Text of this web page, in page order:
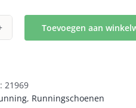
Toevoegen aan
21969
, Runningschoenen